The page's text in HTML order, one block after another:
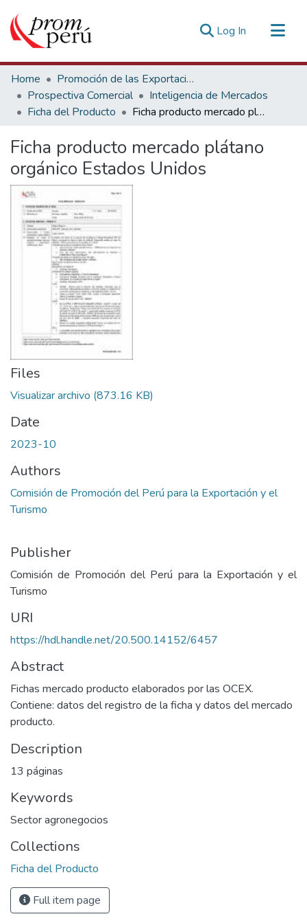
Log In (current)
Communities & Collections
All of DSpace
Statistics
Home
Promoción de las Exportaciones
Prospectiva Comercial
Inteligencia de Mercados
Ficha del Producto
Ficha producto mercado plátano orgánico Estados Unidos
Ficha producto mercado plátano
orgánico Estados Unidos
Files
Visualizar archivo (873.16 KB)
Date
2023-10
Authors
Comisión de Promoción del Perú para la Exportación y el
Turismo
Publisher
Comisión de Promoción del Perú para la Exportación y el
Turismo
URI
https://hdl.handle.net/20.500.14152/6457
Abstract
Fichas mercado producto elaborados por las OCEX.
Contiene: datos del registro de la ficha y datos del mercado
producto.
Description
13 páginas
Keywords
Sector agronegocios
Collections
Ficha del Producto
Full item page